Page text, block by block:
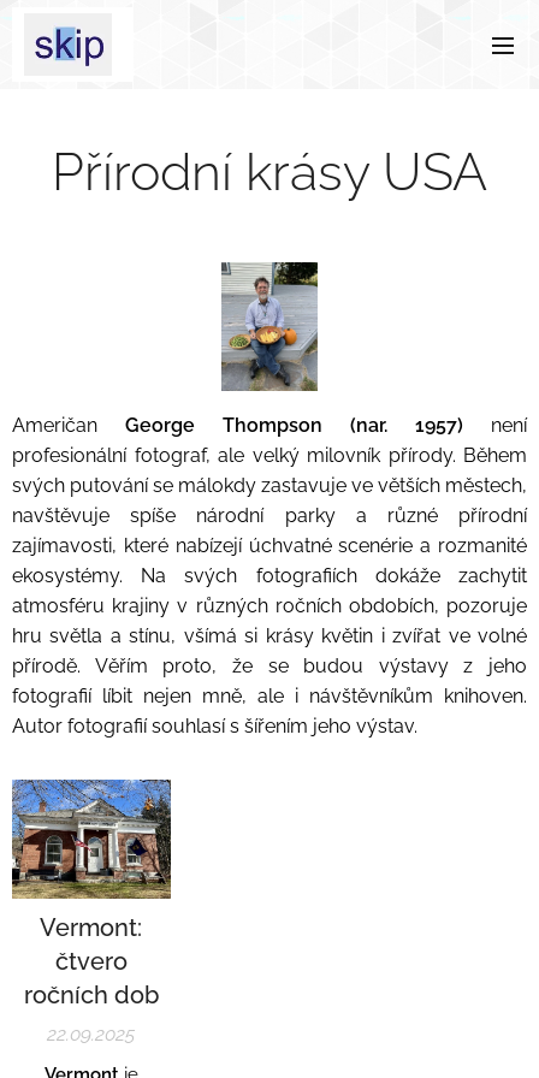
Přírodní krásy USA
Američan George Thompson (nar. 1957) není
profesionální fotograf, ale velký milovník přírody. Během
svých putování se málokdy zastavuje ve větších městech,
navštěvuje spíše národní parky a různé přírodní
zajímavosti, které nabízejí úchvatné scenérie a rozmanité
ekosystémy. Na svých fotografiích dokáže zachytit
atmosféru krajiny v různých ročních obdobích, pozoruje
hru světla a stínu, všímá si krásy květin i zvířat ve volné
přírodě. Věřím proto, že se budou výstavy z jeho
fotografií líbit nejen mně, ale i návštěvníkům knihoven.
Autor fotografií souhlasí s šířením jeho výstav.
Vermont:
čtvero
ročních dob
22.09.2025